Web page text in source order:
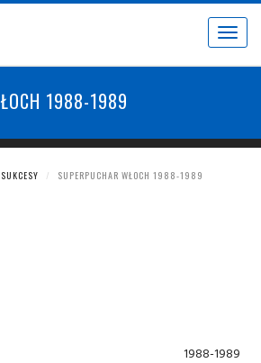
Toggle
1988-1989
SUKCESY SUPERPUCHAR WŁOCH 1988-1989
1988-1989